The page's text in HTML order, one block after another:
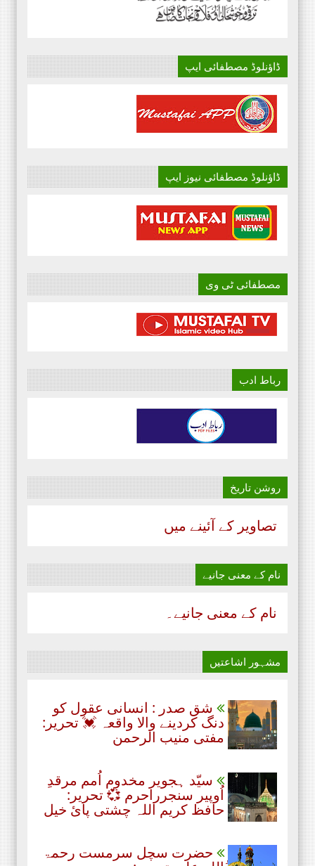
ڈاؤنلوڈ مصطفائی ایپ
ڈاؤنلوڈ مصطفائی نیوز ایپ
مصطفائی ٹی وی
رباط ادب
روشن تاریخ
تصاویر کے آئینے میں
نام‌ کے معنی جانیے
نام‌ کے معنی جانیے۔
مشہور اشاعتیں
شق صدر : انسانی عقول کو
دنگ کردینے والا واقعہ 💓 تحریر:
مفتی منیب الرحمن
سیّد ہجویر مخدوم اُمم مرقدِ
اُوپیر سنجرراحرم 💞 تحریر:
حافظ کریم اللہ چشتی پائ خیل
حضرت سچل سرمست رحمۃ